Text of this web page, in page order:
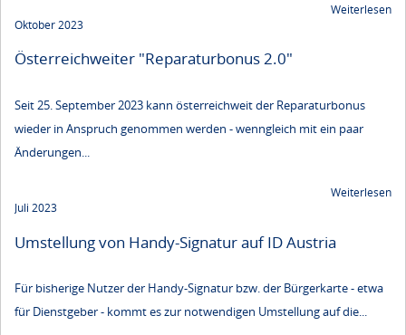
Weiterlesen
Oktober 2023
Österreichweiter "Reparaturbonus 2.0"
Seit 25. September 2023 kann österreichweit der Reparaturbonus
wieder in Anspruch genommen werden - wenngleich mit ein paar
Änderungen...
Weiterlesen
Juli 2023
Umstellung von Handy-Signatur auf ID Austria
Für bisherige Nutzer der Handy-Signatur bzw. der Bürgerkarte - etwa
für Dienstgeber - kommt es zur notwendigen Umstellung auf die...